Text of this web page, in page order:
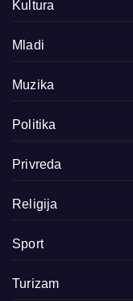
Kultura
Mladi
Muzika
Politika
Privreda
Religija
Sport
Turizam